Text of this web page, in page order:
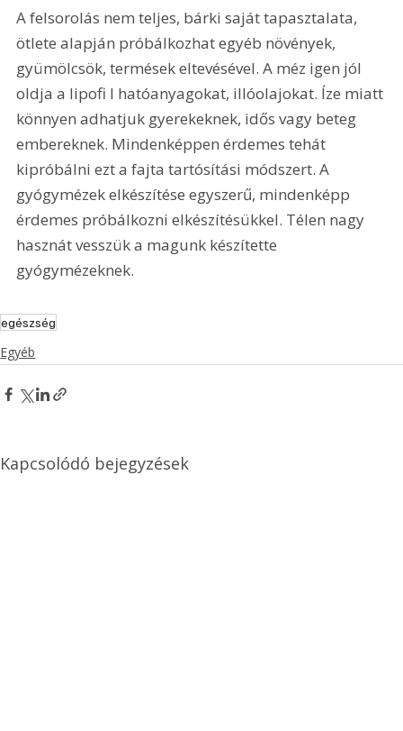
A felsorolás nem teljes, bárki saját tapasztalata,
ötlete alapján próbálkozhat egyéb növények,
gyümölcsök, termések eltevésével. A méz igen jól
oldja a lipofi l hatóanyagokat, illóolajokat. Íze miatt
könnyen adhatjuk gyerekeknek, idős vagy beteg
embereknek. Mindenképpen érdemes tehát
kipróbálni ezt a fajta tartósítási módszert. A
gyógymézek elkészítése egyszerű, mindenképp
érdemes próbálkozni elkészítésükkel. Télen nagy
hasznát vesszük a magunk készítette
gyógymézeknek.
egészség
Egyéb
Kapcsolódó bejegyzések